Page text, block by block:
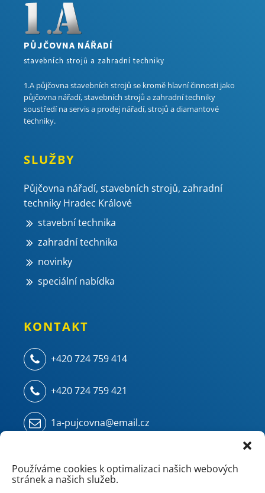
Používáme cookies k optimalizaci našich webových
stránek a našich služeb.
PŮJČOVNA NÁŘADÍ
stavebních strojů a zahradní techniky
1.A půjčovna stavebních strojů se kromě hlavní činnosti jako
půjčovna nářadí, stavebních strojů a zahradní techniky
soustředí na servis a prodej nářadí, strojů a diamantové
techniky.
SLUŽBY
Půjčovna nářadí, stavebních strojů, zahradní
techniky Hradec Králové
stavební technika
zahradní technika
novinky
speciální nabídka
KONTAKT
+420 724 759 414
+420 724 759 421
1a-pujcovna@email.cz
500 04 Hradec Králové - Kukleny
(areál ZVU - chemie/mostárna)